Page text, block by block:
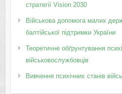
стратегії Vision 2030
Військова допомога малих
балтійської підтримки України
Теоретичне обґрунтування
військовослужбовців
Вивчення психічних станів